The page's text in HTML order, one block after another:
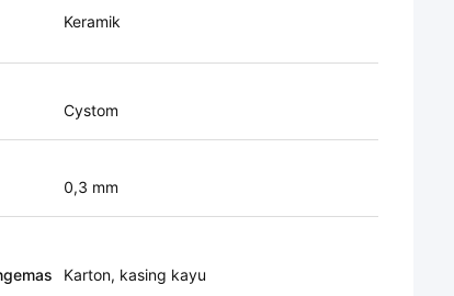
Keramik
Cystom
0,3 mm
Karton, kasing kayu